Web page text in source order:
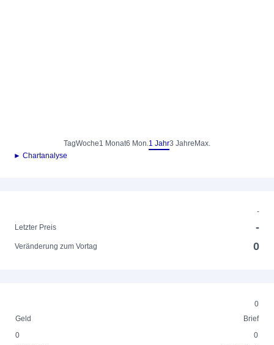
TagWoche1 Monat6 Mon.1 Jahr3 Jahre Max.
► Chartanalyse
-
Letzter Preis
-
Veränderung zum Vortag 0
0
Geld
Brief
0
0